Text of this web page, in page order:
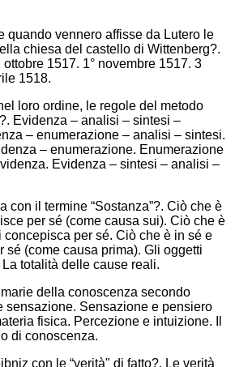
quando vennero affisse da Lutero le
chiesa del castello di Wittenberg?.
1517. 1° novembre 1517. 3
1518.
loro ordine, le regole del metodo
Evidenza – analisi – sintesi –
– enumerazione – analisi – sintesi.
– enumerazione. Enumerazione
Evidenza – sintesi – analisi –
con il termine “Sostanza”?. Ciò che è
per sé (come causa sui). Ciò che è
concepisca per sé. Ciò che è in sé e
sé (come causa prima). Gli oggetti
totalità delle cause reali.
della conoscenza secondo
sensazione. Sensazione e pensiero
fisica. Percezione e intuizione. Il
di conoscenza.
con le “verità" di fatto?. Le verità